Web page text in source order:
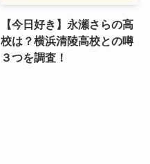
【今日好き】永瀬さらの高
校は？横浜清陵高校との噂
３つを調査！